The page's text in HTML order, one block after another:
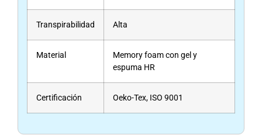
Transpirabilidad Alta
Material
Memory foam con gel y
espuma HR
Certificación Oeko-Tex, ISO 9001